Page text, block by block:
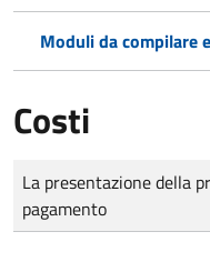
Moduli da compilare
Costi
Tipo di pagamento
Importo
La presentazione della
pagamento